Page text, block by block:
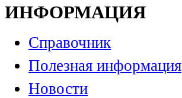
ИНФОРМАЦИЯ
Справочник
Полезная информация
Новости